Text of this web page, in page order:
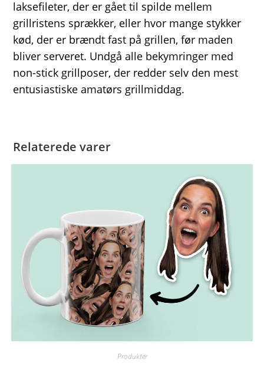
laksefileter, der er gået til spilde mellem
grillristens sprækker, eller hvor mange stykker
kød, der er brændt fast på grillen, før maden
bliver serveret. Undgå alle bekymringer med
non-stick grillposer, der redder selv den mest
entusiastiske amatørs grillmiddag.
Relaterede varer
Produkter